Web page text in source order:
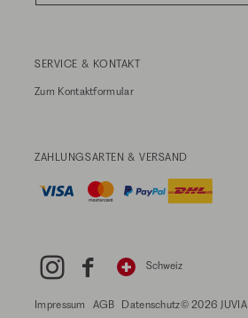
SERVICE & KONTAKT
Zum Kontaktformular
ZAHLUNGSARTEN & VERSAND
Schweiz
Impressum AGB Datenschutz© 2026 JUVIA